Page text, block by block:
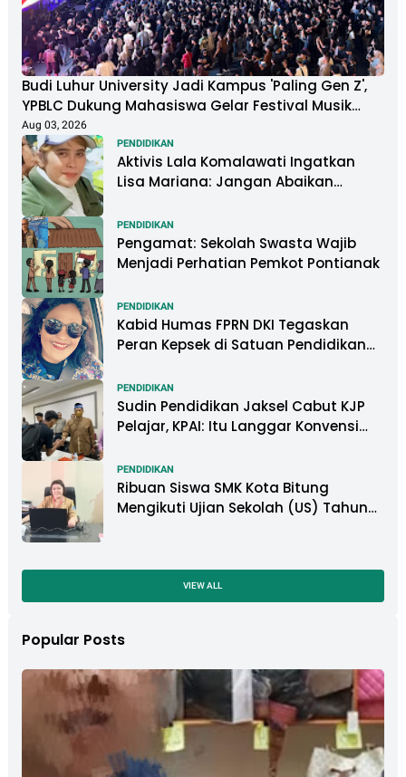
Budi Luhur University Jadi Kampus 'Paling Gen Z',
YPBLC Dukung Mahasiswa Gelar Festival Musik
Berkapasitas Ribuan Penonton
Aug 03, 2026
PENDIDIKAN
Aktivis Lala Komalawati Ingatkan
Lisa Mariana: Jangan Abaikan
DNA
PENDIDIKAN
Pengamat: Sekolah Swasta Wajib
Menjadi Perhatian Pemkot Pontianak
PENDIDIKAN
Kabid Humas FPRN DKI Tegaskan
Peran Kepsek di Satuan Pendidikan
PENDIDIKAN
Sudin Pendidikan Jaksel Cabut KJP
Pelajar, KPAI: Itu Langgar Konvensi
PENDIDIKAN
Ribuan Siswa SMK Kota Bitung
Mengikuti Ujian Sekolah (US) Tahun
VIEW ALL
Popular Posts